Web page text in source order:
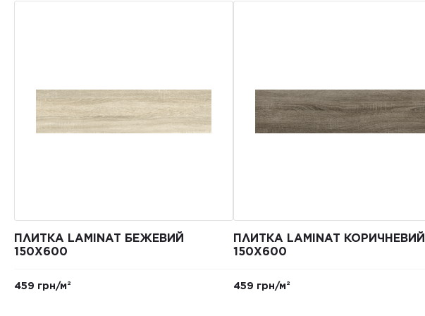
ПЛИТКА LAMINAT БЕЖЕВИЙ
150Х600
459 грн/м²
ПЛИТКА LAMINAT КОРИЧНЕВИЙ
150X600
459 грн/м²